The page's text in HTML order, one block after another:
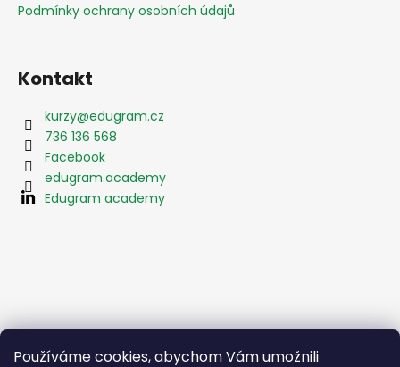
Používáme cookies, abychom Vám umožnili
Podmínky ochrany osobních údajů
Kontakt
kurzy@edugram.cz
736 136 568
Facebook
edugram.academy
Edugram academy